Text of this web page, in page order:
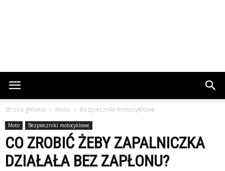
Strona główna Moto Bezpieczniki motocyklowe
Moto Bezpieczniki motocyklowe
CO ZROBIĆ ŻEBY ZAPALNICZKA
DZIAŁAŁA BEZ ZAPŁONU?